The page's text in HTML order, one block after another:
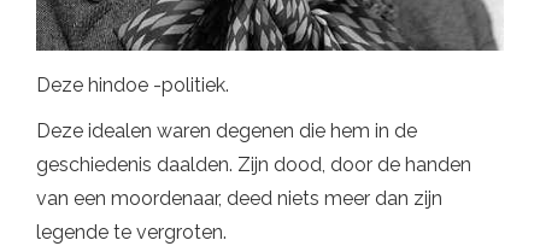
Deze hindoe -politiek.
Deze idealen waren degenen die hem in de
geschiedenis daalden. Zijn dood, door de handen
van een moordenaar, deed niets meer dan zijn
legende te vergroten.